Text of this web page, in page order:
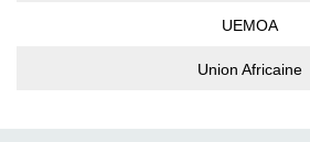
UEMOA
Union Africaine